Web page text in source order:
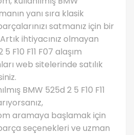
yanı sıra klasik
satmanız için bir
ihtiyacınız olmayan
F10 F11 F07 alaşım
web sitelerinde satılık
BMW 525d 2 5 F10 F11
aramaya başlamak için
seçenekleri ve uzman